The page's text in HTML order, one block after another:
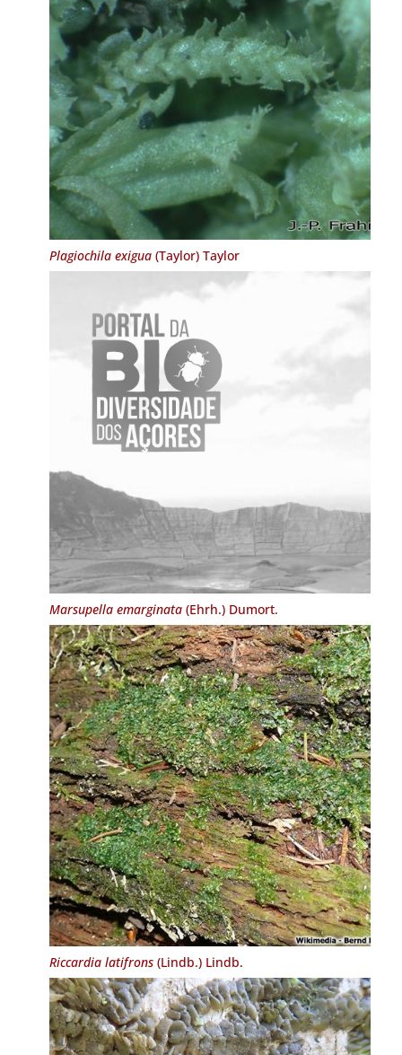
Plagiochila exigua(Taylor) Taylor
Marsupella emarginata(Ehrh.) Dumort.
Riccardia latifrons(Lindb.) Lindb.